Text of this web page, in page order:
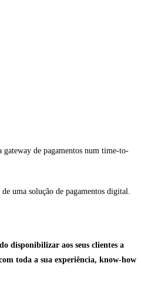
de pagamentos num time-to-
uma solução de pagamentos digital.
disponibilizar aos seus clientes a
toda a sua experiência, know-how